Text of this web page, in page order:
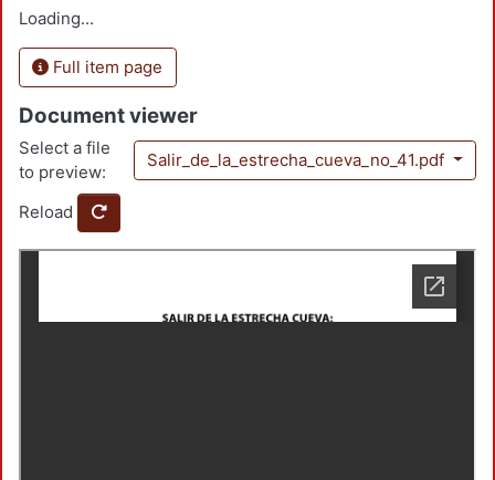
Loading...
Full item page
Document viewer
Select a file
to preview:
Salir_de_la_estrecha_cueva_no_41.pdf
Reload